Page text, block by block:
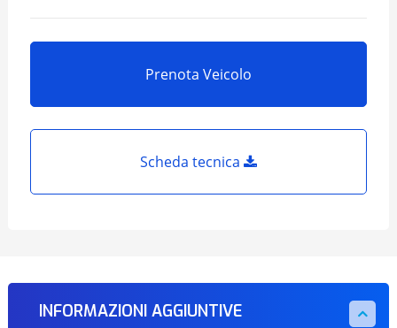
Prenota Veicolo
Scheda tecnica
INFORMAZIONI AGGIUNTIVE